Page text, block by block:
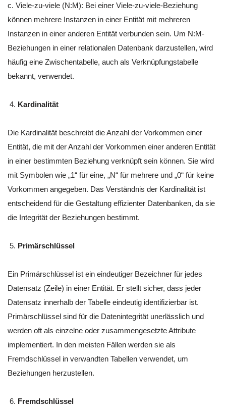
c. Viele-zu-viele (N:M): Bei einer Viele-zu-viele-Beziehung
können mehrere Instanzen in einer Entität mit mehreren
Instanzen in einer anderen Entität verbunden sein. Um N:M-
Beziehungen in einer relationalen Datenbank darzustellen, wird
häufig eine Zwischentabelle, auch als Verknüpfungstabelle
bekannt, verwendet.
Kardinalität
Die Kardinalität beschreibt die Anzahl der Vorkommen einer
Entität, die mit der Anzahl der Vorkommen einer anderen Entität
in einer bestimmten Beziehung verknüpft sein können. Sie wird
mit Symbolen wie „1“ für eine, „N“ für mehrere und „0“ für keine
Vorkommen angegeben. Das Verständnis der Kardinalität ist
entscheidend für die Gestaltung effizienter Datenbanken, da sie
die Integrität der Beziehungen bestimmt.
Primärschlüssel
Ein Primärschlüssel ist ein eindeutiger Bezeichner für jedes
Datensatz (Zeile) in einer Entität. Er stellt sicher, dass jeder
Datensatz innerhalb der Tabelle eindeutig identifizierbar ist.
Primärschlüssel sind für die Datenintegrität unerlässlich und
werden oft als einzelne oder zusammengesetzte Attribute
implementiert. In den meisten Fällen werden sie als
Fremdschlüssel in verwandten Tabellen verwendet, um
Beziehungen herzustellen.
Fremdschlüssel